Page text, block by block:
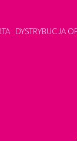
DYSTRYBUCJA